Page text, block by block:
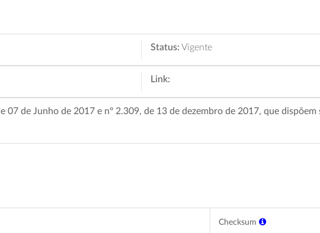
Status: Vigente
Link:
07 de Junho de 2017 e nº 2.309, de 13 de dezembro de 2017, que
Checksum